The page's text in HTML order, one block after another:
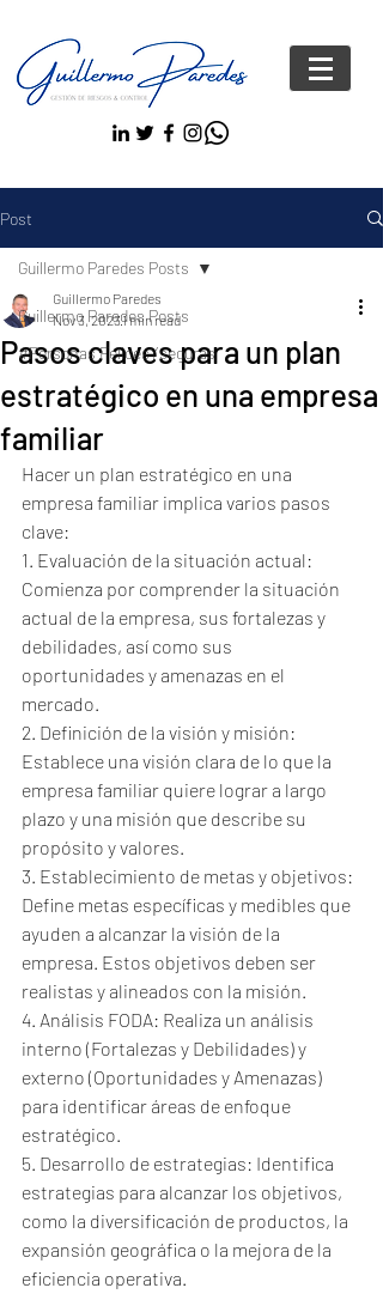
Post
Guillermo Paredes Posts
#Personas FelicesYseguras
Guillermo Paredes Posts
Pasos claves para un plan
estratégico en una empresa
familiar
Guillermo Paredes
Nov 3, 20231 min read
Hacer un plan estratégico en una
empresa familiar implica varios pasos
clave:
1. Evaluación de la situación actual:
Comienza por comprender la situación
actual de la empresa, sus fortalezas y
debilidades, así como sus
oportunidades y amenazas en el
mercado.
2. Definición de la visión y misión:
Establece una visión clara de lo que la
empresa familiar quiere lograr a largo
plazo y una misión que describe su
propósito y valores.
3. Establecimiento de metas y objetivos:
Define metas específicas y medibles que
ayuden a alcanzar la visión de la
empresa. Estos objetivos deben ser
realistas y alineados con la misión.
4. Análisis FODA: Realiza un análisis
interno (Fortalezas y Debilidades) y
externo (Oportunidades y Amenazas)
para identificar áreas de enfoque
estratégico.
5. Desarrollo de estrategias: Identifica
estrategias para alcanzar los objetivos,
como la diversificación de productos, la
expansión geográfica o la mejora de la
eficiencia operativa.